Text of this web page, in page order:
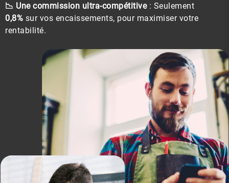
📉 Une commission ultra-compétitive: Seulement
0,8% sur vos encaissements, pour maximiser votre
rentabilité.